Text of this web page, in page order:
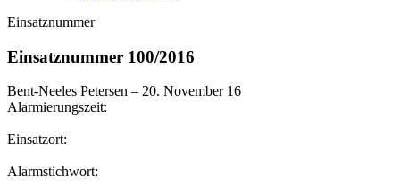
Einsatznummer
Einsatznummer 100/2016
Bent-Neeles Petersen – 20. November 16
Alarmierungszeit:
Einsatzort:
Alarmstichwort: